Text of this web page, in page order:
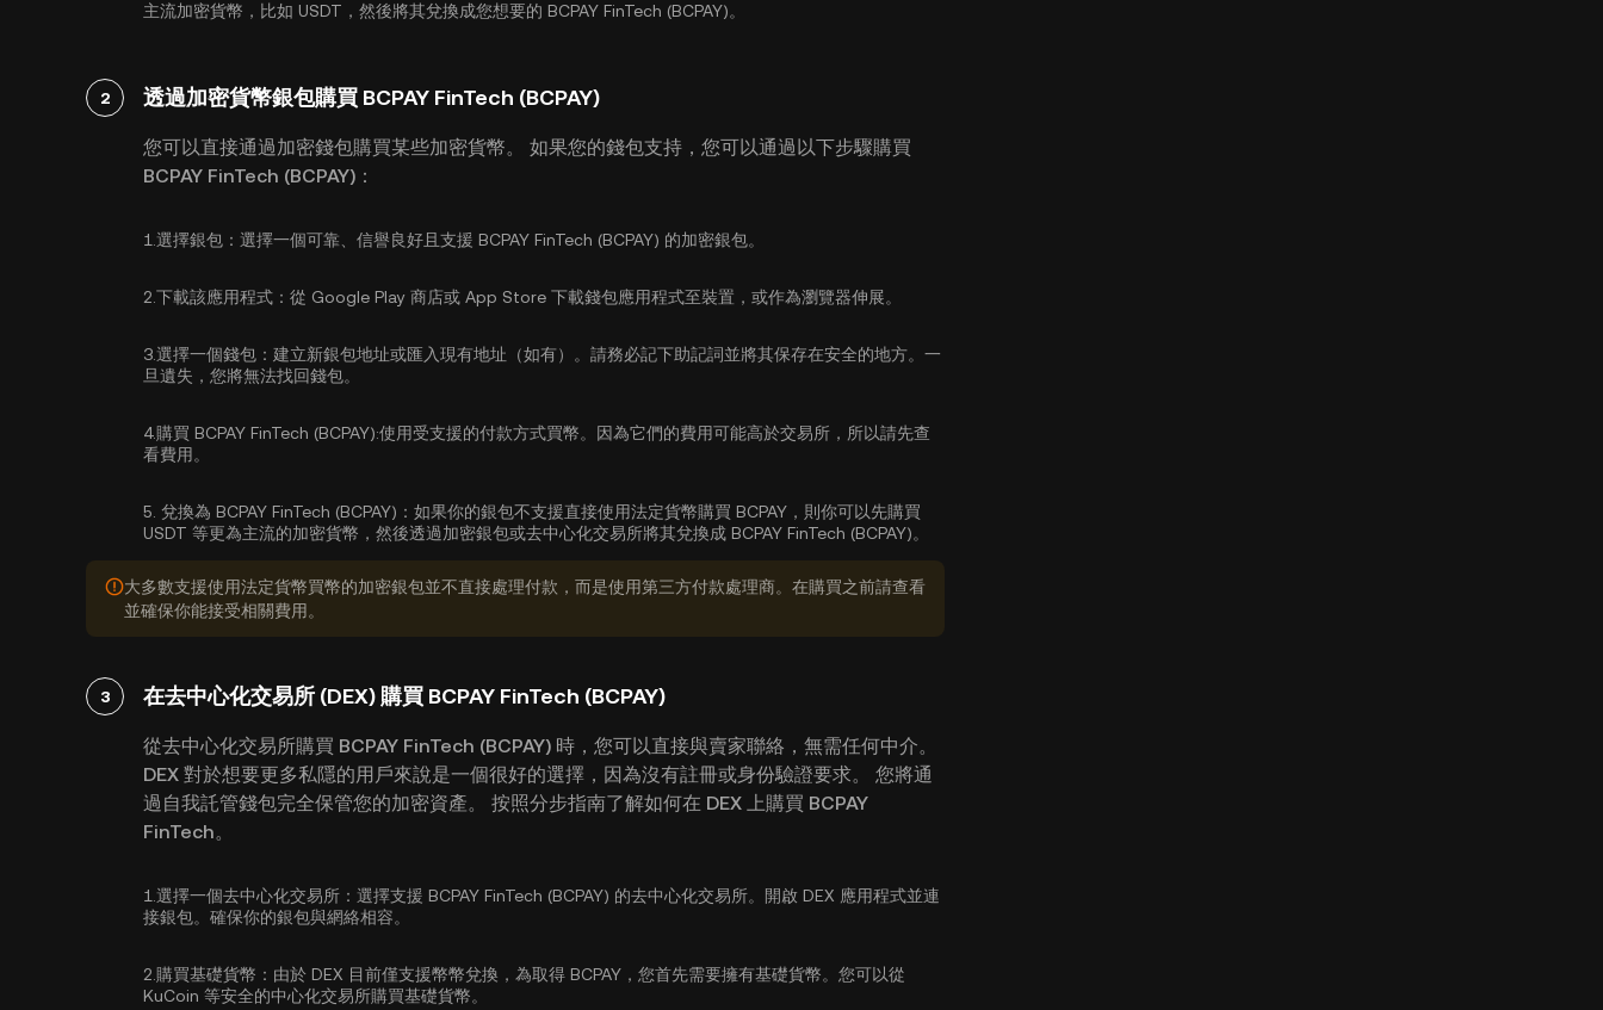
主流加密貨幣，比如 USDT ，然後將其兌換成您想要的 BCPAY FinTech (BCPAY)。
2 透過加密貨幣銀包購買 BCPAY FinTech (BCPAY)
您可以直接通過加密錢包購買某些加密貨幣。 如果您的錢包支持，您可以通過以下步驟購買
BCPAY FinTech (BCPAY)：
1. 選擇銀包： 選擇一個可靠、信譽良好且支援 BCPAY FinTech (BCPAY) 的加密銀包。
2. 下載該應用程式： 從 Google Play 商店或 App Store 下載錢包應用程式至裝置，或作為瀏覽器伸展。
3.選擇一個錢包： 建立新銀包地址或匯入現有地址（如有）。請務必記下助記詞並將其保存在安全的地方。一
旦遺失，您將無法找回錢包。
4.購買 BCPAY FinTech (BCPAY):使用受支援的付款方式買幣。因為它們的費用可能高於交易所，所以請先查
看費用。
5. 兌換為 BCPAY FinTech (BCPAY)： 如果你的銀包不支援直接使用法定貨幣購買 BCPAY，則你可以先購買
USDT 等更為主流的加密貨幣，然後透過加密銀包或去中心化交易所將其兌換成 BCPAY FinTech (BCPAY)。
大多數支援使用法定貨幣買幣的加密銀包並不直接處理付款，而是使用第三方付款處理商。在購買之前請查看
並確保你能接受相關費用。
3 在去中心化交易所 (DEX) 購買 BCPAY FinTech (BCPAY)
從去中心化交易所購買 BCPAY FinTech (BCPAY) 時，您可以直接與賣家聯絡，無需任何中介。
DEX 對於想要更多私隱的用戶來說是一個很好的選擇，因為沒有註冊或身份驗證要求。 您將通
過自我託管錢包完全保管您的加密資產。 按照分步指南了解如何在 DEX 上購買 BCPAY
FinTech。
1. 選擇一個去中心化交易所： 選擇支援 BCPAY FinTech (BCPAY) 的去中心化交易所。開啟 DEX 應用程式並連
接銀包。確保你的銀包與網絡相容。
2. 購買基礎貨幣： 由於 DEX 目前僅支援幣幣兌換，為取得 BCPAY，您首先需要擁有基礎貨幣。您可以從
KuCoin 等安全的中心化交易所購買基礎貨幣。